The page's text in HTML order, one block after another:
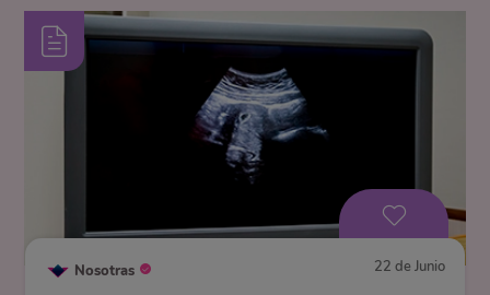
Nosotras 22 de Junio